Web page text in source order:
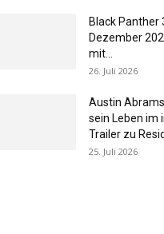
Black Panther
Dezember
mit...
26. Juli 2026
Austin
sein Leben im
Trailer zu
25. Juli 2026